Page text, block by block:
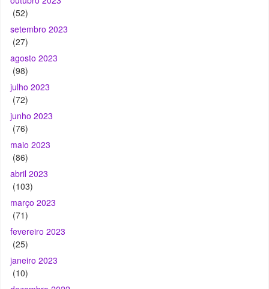
agosto 2023
(98)
julho 2023
(72)
junho 2023
(76)
maio 2023
(86)
abril 2023
(103)
março 2023
(71)
fevereiro 2023
(25)
janeiro 2023
(10)
dezembro 2022
(21)
novembro 2022
(27)